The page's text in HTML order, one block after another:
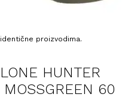
proizvodima.
HUNTER
60